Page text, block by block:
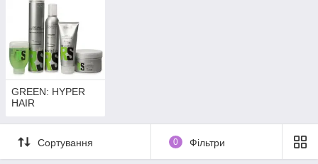
GREEN: HYPER
HAIR
Сортування 0 Фільтри